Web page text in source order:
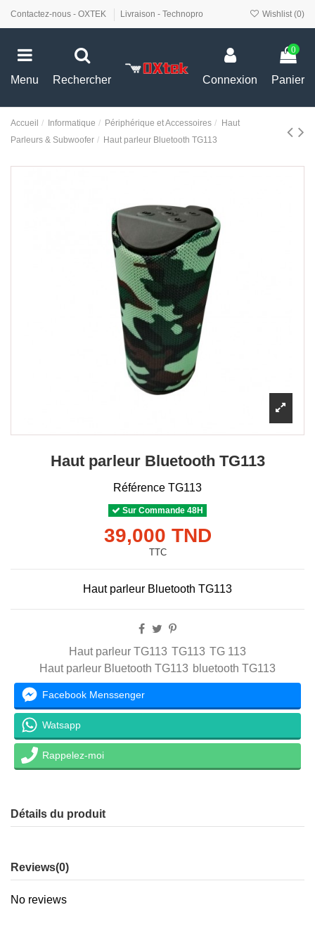
Contactez-nous - OXTEK Livraison - Technopro Wishlist (0)
Menu Rechercher Connexion
0
Panier
Accueil Informatique Périphérique et Accessoires
Haut
Parleurs & Subwoofer
Haut parleur Bluetooth TG113
Haut parleur Bluetooth TG113
Référence TG113
Sur Commande 48H
39,000 TND
TTC
Haut parleur Bluetooth TG113
Haut parleur TG113 TG113 TG 113
Haut parleur Bluetooth TG113 bluetooth TG113
Facebook Menssenger
Watsapp
Rappelez-moi
Détails du produit
Reviews(0)
No reviews